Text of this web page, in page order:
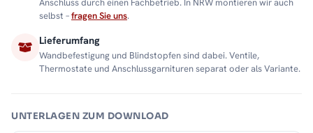
Anschluss durch einen Fachbetrieb. In NRW montieren wir auch
selbst –fragen Sie uns.
Lieferumfang
Wandbefestigung und Blindstopfen sind dabei. Ventile,
Thermostate und Anschlussgarnituren separat oder als Variante.
UNTERLAGEN ZUM DOWNLOAD